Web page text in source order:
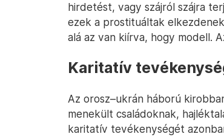
hirdetést, vagy szájról szájra
ezek a prostituáltak
alá az van kiírva, hogy modell.
Karitatív
Az orosz–ukrán háború
menekült családoknak,
karitatív tevékenységét